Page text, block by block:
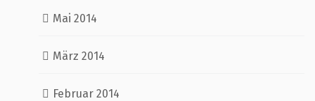
Mai 2014
März 2014
Februar 2014